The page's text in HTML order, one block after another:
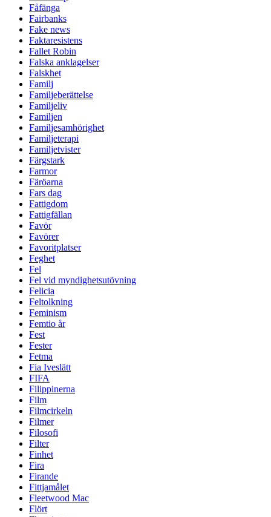
Fåfänga
Fairbanks
Fake news
Faktaresistens
Fallet Robin
Falska anklagelser
Falskhet
Familj
Familjeberättelse
Familjeliv
Familjen
Familjesamhörighet
Familjeterapi
Familjetvister
Färgstark
Farmor
Färöarna
Fars dag
Fattigdom
Fattigfällan
Favör
Favörer
Favoritplatser
Feghet
Fel
Fel vid myndighetsutövning
Felicia
Feltolkning
Feminism
Femtio år
Fest
Fester
Fetma
Fia Iveslätt
FIFA
Filippinerna
Film
Filmcirkeln
Filmer
Filosofi
Filter
Finhet
Fira
Firande
Fittjamålet
Fleetwood Mac
Flört